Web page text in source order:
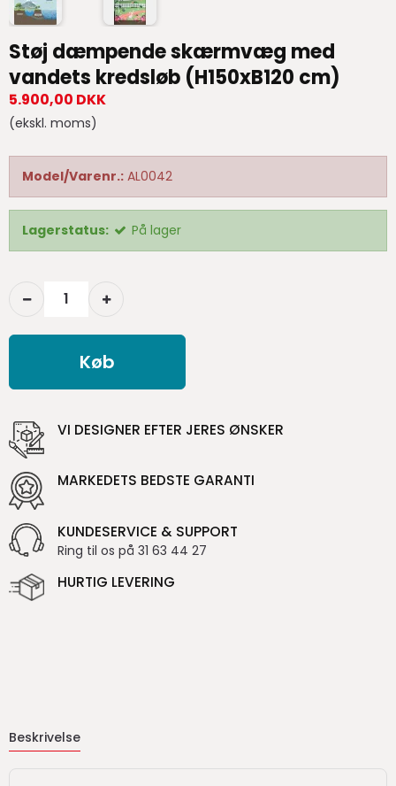
Støj dæmpende skærmvæg med
vandets kredsløb (H150xB120 cm)
5.900,00 DKK
(ekskl. moms)
Model/Varenr.: AL0042
Lagerstatus: På lager
Køb
VI DESIGNER EFTER JERES ØNSKER
MARKEDETS BEDSTE GARANTI
KUNDESERVICE & SUPPORT
Ring til os på 31 63 44 27
HURTIG LEVERING
Beskrivelse